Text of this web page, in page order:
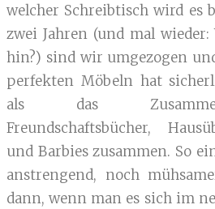
welcher Schreibtisch wird es
zwei Jahren (und mal
hin?) sind wir umgezogen
perfekten Möbeln hat
als das
Freundschaftsbücher,
und Barbies zusammen. So
anstrengend, noch
dann, wenn man es sich im